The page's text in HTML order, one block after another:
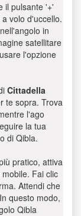
il pulsante '+'
volo d'uccello.
in
satellitare
l'opzione
Cittadella
te sopra. Trova
l'ago
la tua
di Qibla.
pratico, attiva
Fai clic
Attendi che
questo modo,
Qibla